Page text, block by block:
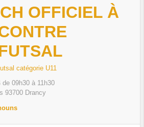
OFFICIEL À
catégorie U11
de 09h30 à 11h30
93700 Drancy